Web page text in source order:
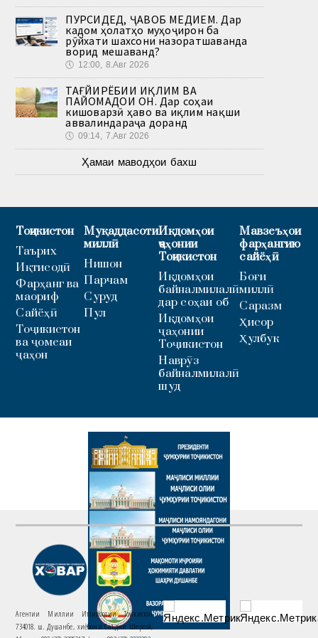
ПУРСИДЕД, ҶАВОБ МЕДИҲЕМ. Дар
кадом ҳолатҳо муҳоҷирон ба
рӯйхати шахсони назоратшаванда
ворид мешаванд?
🕔 12:00, 8.Авг 2026
ТАҒЙИРЁБИИ ИҚЛИМ ВА
ПАЙОМАДҲОИ ОН. Дар соҳаи
кишоварзӣ ҳаво ва иқлим нақши
аввалиндараҷа доранд
🕔 09:14, 7.Авг 2026
Ҳамаи маводҳои бахш
Тоҷикистон
Таърих
Иқтисодӣ
Фарҳанг ва
маориф
Сайёҳӣ
Тоҷикистон
ва ҷомеаи
ҷаҳон
Муқаддасоти
миллӣ
Нишон
Парчам
Суруд
Пул
Иқдомҳои
ҷаҳонии
Тоҷикистон
Иқдомҳои
байналмилалӣ
дар соҳаи об
Иқдомҳои
ҷаҳонии
Тоҷикистон
Наврӯз
байналмилалӣ
шуд
Мавзеъҳои
фарҳангию
сайёҳӣ
Боғи
миллӣ
Саразм
Ҳисор
Ҳулбук
Агентии Миллии Иттилоотии Тоҷикистон
734018. ш. Душанбе, хиёбони Саъдии Шерозӣ,